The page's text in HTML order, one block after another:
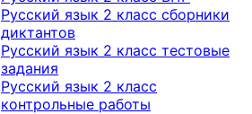
Русский язык 2 класс сборники
диктантов
Русский язык 2 класс тестовые
задания
Русский язык 2 класс
контрольные работы